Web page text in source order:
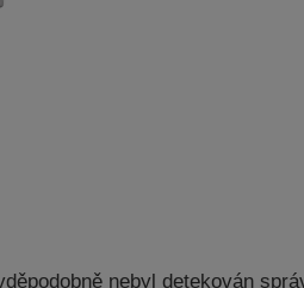
nebyl detekován